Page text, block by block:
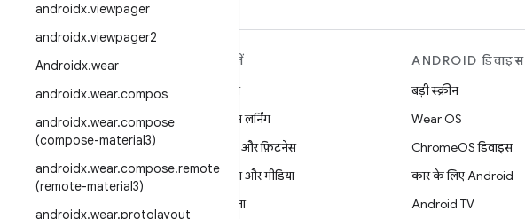
androidx.viewpager
androidx.viewpager2
Androidx.wear
androidx.wear.compos
androidx.wear.compose
(compose-material3)
androidx.wear.compose.remote
(remote-material3)
androidx.wear.protolayout
ANDROID के बारे में ज़्यादा
Android for Enterprise
सुरक्षा
सोर्स
खोजें
गेमिंग
मशीन लर्निंग
सेहत और फ़िटनेस
कैमरा और मीडिया
निजता
ANDROID डिवाइस
बड़ी स्क्रीन
Wear OS
ChromeOS डिवाइस
कार के लिए Android
Android TV